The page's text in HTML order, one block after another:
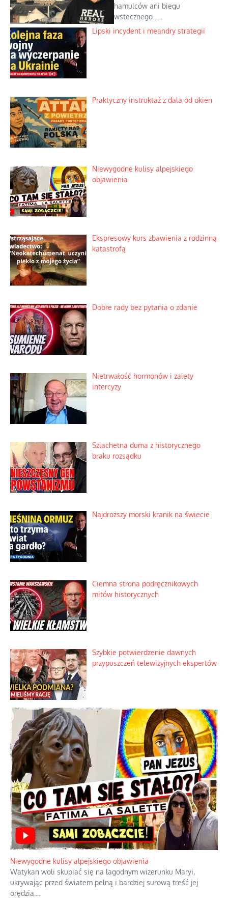
hamulców ani biegu
wstecznego…...
Ciemna strona podręcznikowych
mitów historycznych
Szybkie potwierdzenie dawnych
przypuszczeń telewizyjnych ekspertów